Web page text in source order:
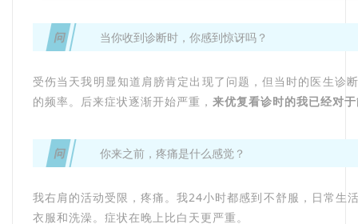
问 当你收到诊断时，你感到惊讶吗？
受伤当天我明显知道肩膀肯定出现了问题，但当时的医生诊
的频率。后来症状逐渐开始严重， 来优复看诊时的我已经对
问 你来之前，疼痛是什么感觉？
我右肩的活动受限，疼痛。我24小时都感到不舒服，日常生
衣服和洗澡。症状在晚上比白天更严重。